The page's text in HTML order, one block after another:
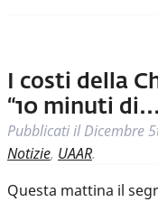
I costi della
“10 minuti
Pubblicati ilDicembre
Notizie, UAAR.
Questa mattina il